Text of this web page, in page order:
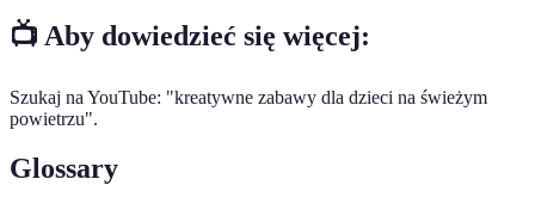
📺 Aby dowiedzieć się więcej:
Szukaj na YouTube: "kreatywne zabawy dla dzieci na świeżym
powietrzu".
Glossary